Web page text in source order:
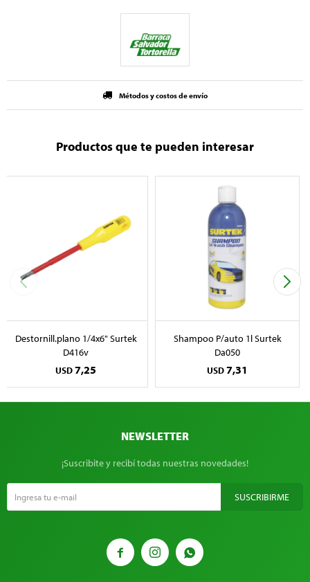
Métodos y costos de envío
Productos que te pueden interesar
Destornill.plano 1/4x6" Surtek
D416v
USD7,25
Shampoo P/auto 1l Surtek
Da050
USD7,31
  
NEWSLETTER
¡Suscribite y recibí todas nuestras novedades!
SUSCRIBIRME